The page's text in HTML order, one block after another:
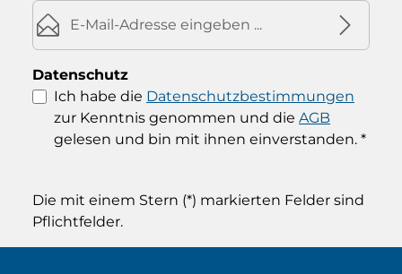
E-Mail-Adresse*
Datenschutz
Ich habe die Datenschutzbestimmungen
zur Kenntnis genommen und die AGB
gelesen und bin mit ihnen einverstanden. *
Die mit einem Stern (*) markierten Felder sind
Pflichtfelder.